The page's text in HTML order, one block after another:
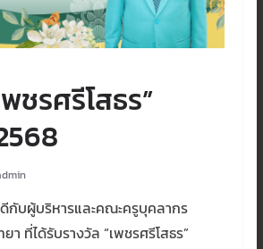
ชรศรีโสธร”
กับผู้บริหารและคณะครูบุคลากร
า ที่ได้รับรางวัล “เพชรศรีโสธร”